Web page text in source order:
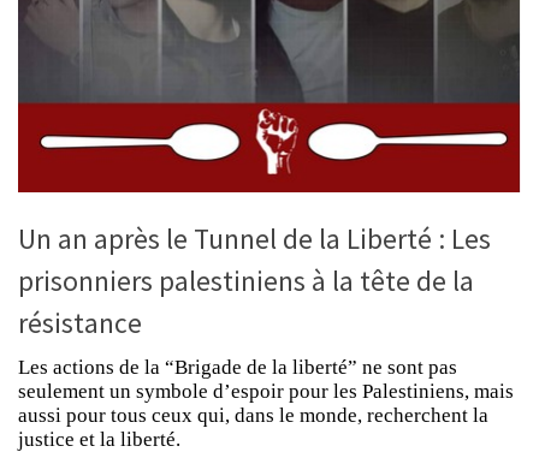
Un an après le Tunnel de la Liberté : Les
prisonniers palestiniens à la tête de la
résistance
Les actions de la “Brigade de la liberté” ne sont pas
seulement un symbole d’espoir pour les Palestiniens, mais
aussi pour tous ceux qui, dans le monde, recherchent la
justice et la liberté.